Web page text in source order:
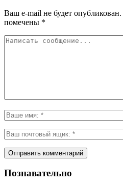
Ваш e-mail не будет опубликован.
помечены *
Познавательно